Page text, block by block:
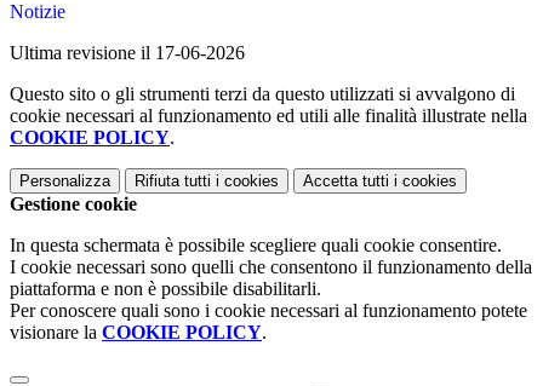
Notizie
Ultima revisione il 17-06-2026
Questo sito o gli strumenti terzi da questo utilizzati si avvalgono di
cookie necessari al funzionamento ed utili alle finalità illustrate nella
COOKIE POLICY.
Personalizza Rifiuta tutti i cookies Accetta tutti i cookies
Gestione cookie
In questa schermata è possibile scegliere quali cookie consentire.
I cookie necessari sono quelli che consentono il funzionamento della
piattaforma e non è possibile disabilitarli.
Per conoscere quali sono i cookie necessari al funzionamento potete
visionare la COOKIE POLICY.